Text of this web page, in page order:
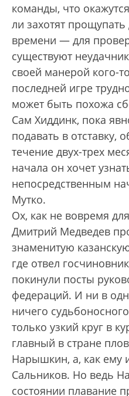
команды, что
ли захотят
времени — для
существуют
своей манерой кого-
последней игре
может быть похожа
Сам Хиддинк, пока
подавать в отставку,
течение двух-трех
начала он хочет
непосредственным
Мутко.
Ох, как не вовремя
Дмитрий Медведев
знаменитую
где отвел
покинули посты
федераций. И ни в
ничего
только узкий круг в
главный в стране
Нарышкин, а, как ему
Сальников. Но ведь
состоянии плавание